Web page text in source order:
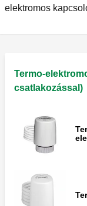
elektromos
Termo-
csatlakozással)